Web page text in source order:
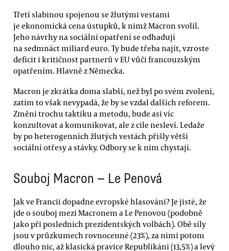
Třetí slabinou spojenou se žlutými vestami
je ekonomická cena ústupků, k nimž Macron svolil.
Jeho návrhy na sociální opatření se odhadují
na sedmnáct miliard euro. Ty bude třeba najít, vzroste
deficit i kritičnost partnerů v EU vůči francouzským
opatřením. Hlavně z Německa.
Macron je zkrátka doma slabší, než byl po svém zvolení,
zatím to však nevypadá, že by se vzdal dalších reforem.
Změní trochu taktiku a metodu, bude asi víc
konzultovat a komunikovat, ale z cíle nesleví. Ledaže
by po heterogenních žlutých vestách přišly větší
sociální otřesy a stávky. Odbory se k nim chystají.
Souboj Macron — Le Penová
Jak ve Francii dopadne evropské hlasování? Je jisté, že
jde o souboj mezi Macronem a Le Penovou (podobně
jako při posledních prezidentských volbách). Obě síly
jsou v průzkumech rovnocenné (23%), za nimi potom
dlouho nic, až klasická pravice Republikáni (13,5%) a levý